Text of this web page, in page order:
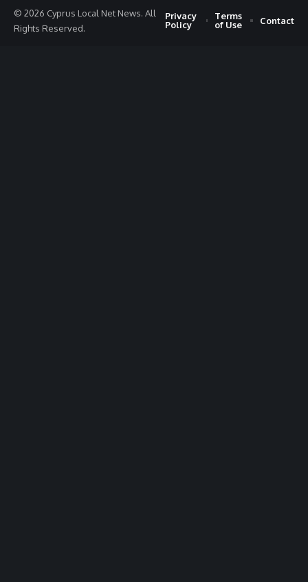
© 2026 Cyprus Local Net News. All
Rights Reserved.
Privacy
Policy
Terms
of Use
Contact